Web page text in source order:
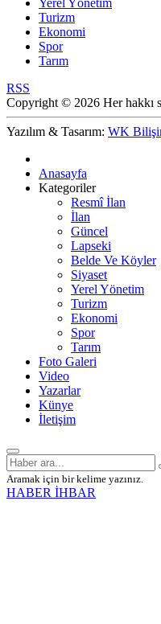
Yerel Yönetim
Turizm
Ekonomi
Spor
Tarım
RSS
Copyright © 2026 Her hakkı
Yazılım & Tasarım: WK
Anasayfa
Kategoriler
Resmî İlan
İlan
Güncel
Lapseki
Belde Ve Köyler
Siyaset
Yerel Yönetim
Turizm
Ekonomi
Spor
Tarım
Foto Galeri
Video
Yazarlar
Künye
İletişim
Aramak için bir kelime yazınız.
HABER İHBAR